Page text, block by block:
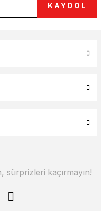
KAYDOL
sürprizleri kaçırmayın!